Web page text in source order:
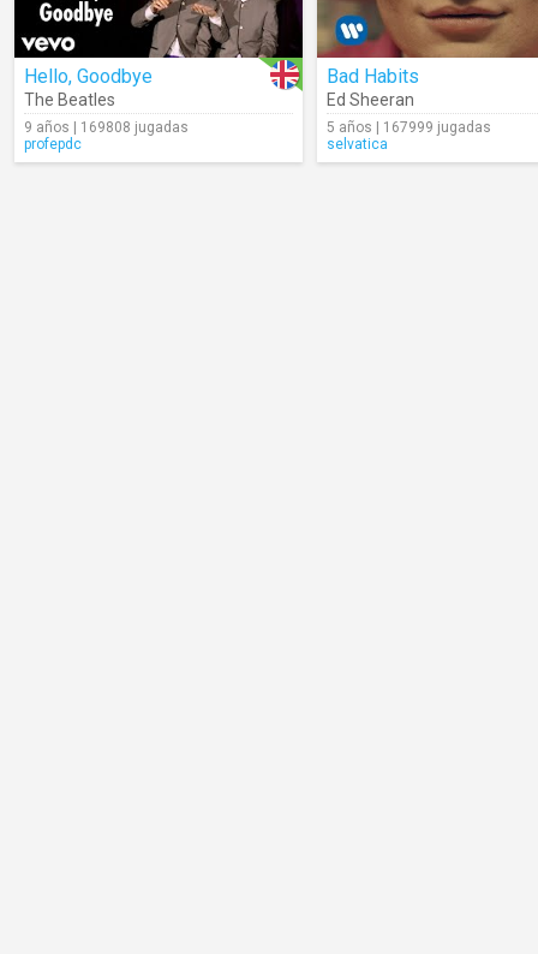
Hello, Goodbye
The Beatles
9 años | 169808 jugadas
profepdc
Bad Habits
Ed Sheeran
5 años | 167999 jugadas
selvatica